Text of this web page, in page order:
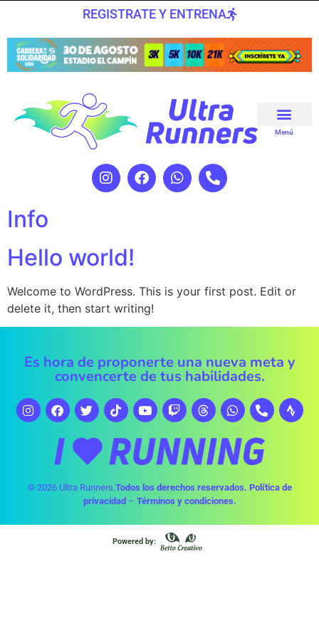
REGISTRATE Y ENTRENA
Menú
Info
Hello world!
Welcome to WordPress. This is your first post. Edit or
delete it, then start writing!
Es hora de proponerte una nueva meta y
convencerte de tus habilidades.
© 2026 Ultra Runners.Todos los derechos reservados. Política de
privacidad– Términos y condiciones.
Powered by: